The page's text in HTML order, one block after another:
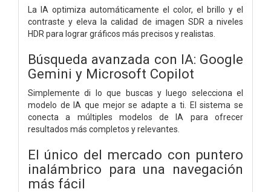
La IA optimiza automáticamente el color, el brillo y el
contraste y eleva la calidad de imagen SDR a niveles
HDR para lograr gráficos más precisos y realistas.
Búsqueda avanzada con IA: Google
Gemini y Microsoft Copilot
Simplemente di lo que buscas y luego selecciona el
modelo de IA que mejor se adapte a ti. El sistema se
conecta a múltiples modelos de IA para ofrecer
resultados más completos y relevantes.
El único del mercado con puntero
inalámbrico para una navegación
más fácil